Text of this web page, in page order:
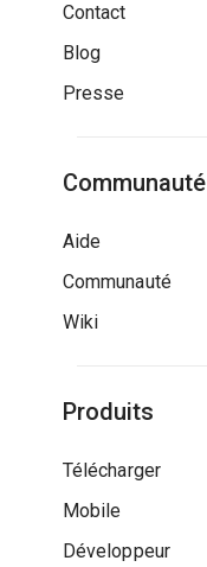
Contact
Blog
Presse
Communauté
Aide
Communauté
Wiki
Produits
Télécharger
Mobile
Développeur